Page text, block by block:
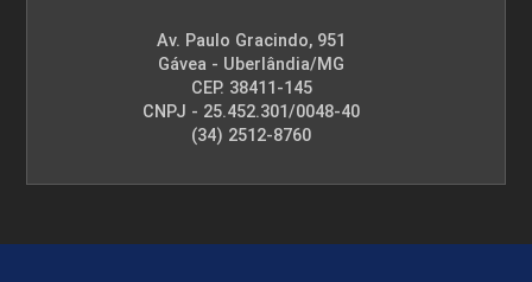
Av. Paulo Gracindo, 951
Gávea - Uberlândia/MG
CEP. 38411-145
CNPJ - 25.452.301/0048-40
(34) 2512-8760